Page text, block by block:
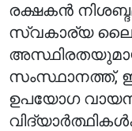
രക്ഷകൻ
സ്വകാര്യ
സംസ്ഥാനത്ത്,
ഉപയോഗ